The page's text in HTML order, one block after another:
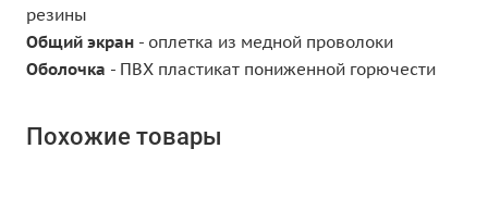
резины
Общий экран - оплетка из медной проволоки
Оболочка - ПВХ пластикат пониженной горючести
Похожие товары